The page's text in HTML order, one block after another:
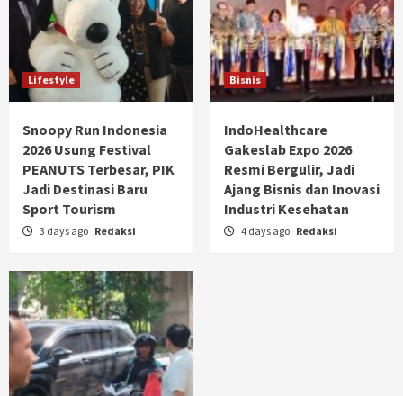
Lifestyle
Snoopy Run Indonesia
2026 Usung Festival
PEANUTS Terbesar, PIK
Jadi Destinasi Baru
Sport Tourism
3 days ago Redaksi
Bisnis
IndoHealthcare
Gakeslab Expo 2026
Resmi Bergulir, Jadi
Ajang Bisnis dan Inovasi
Industri Kesehatan
4 days ago Redaksi